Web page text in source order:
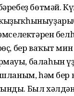
бөтмәй.
бер ваҡыт
балаһын
һәм бер
Был